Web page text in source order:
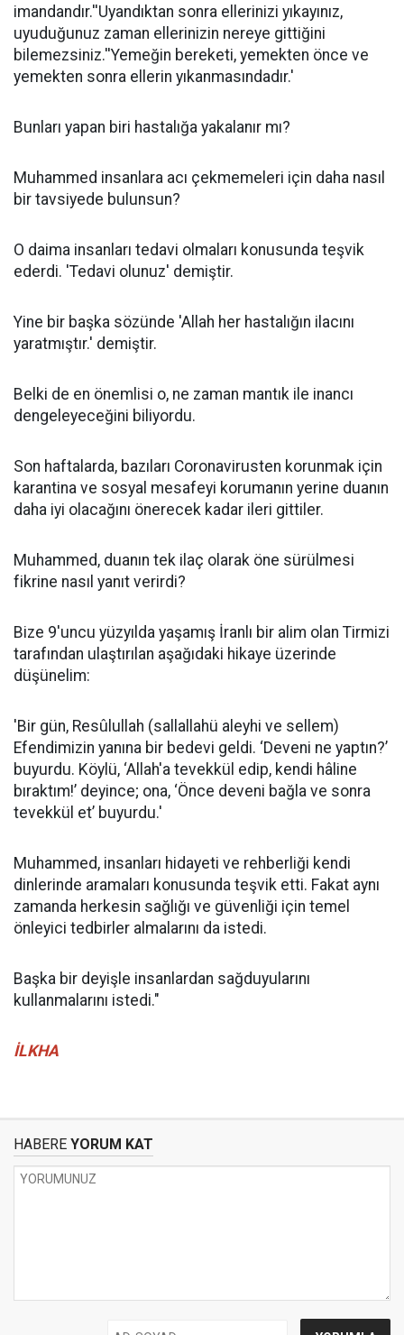
imandandır.''Uyandıktan sonra ellerinizi yıkayınız,
uyuduğunuz zaman ellerinizin nereye gittiğini
bilemezsiniz.''Yemeğin bereketi, yemekten önce ve
yemekten sonra ellerin yıkanmasındadır.'
Bunları yapan biri hastalığa yakalanır mı?
Muhammed insanlara acı çekmemeleri için daha nasıl
bir tavsiyede bulunsun?
O daima insanları tedavi olmaları konusunda teşvik
ederdi. 'Tedavi olunuz' demiştir.
Yine bir başka sözünde 'Allah her hastalığın ilacını
yaratmıştır.' demiştir.
Belki de en önemlisi o, ne zaman mantık ile inancı
dengeleyeceğini biliyordu.
Son haftalarda, bazıları Coronavirusten korunmak için
karantina ve sosyal mesafeyi korumanın yerine duanın
daha iyi olacağını önerecek kadar ileri gittiler.
Muhammed, duanın tek ilaç olarak öne sürülmesi
fikrine nasıl yanıt verirdi?
Bize 9'uncu yüzyılda yaşamış İranlı bir alim olan Tirmizi
tarafından ulaştırılan aşağıdaki hikaye üzerinde
düşünelim:
'Bir gün, Resûlullah (sallallahü aleyhi ve sellem)
Efendimizin yanına bir bedevi geldi. ‘Deveni ne yaptın?’
buyurdu. Köylü, ‘Allah'a tevekkül edip, kendi hâline
bıraktım!’ deyince; ona, ‘Önce deveni bağla ve sonra
tevekkül et’ buyurdu.'
Muhammed, insanları hidayeti ve rehberliği kendi
dinlerinde aramaları konusunda teşvik etti. Fakat aynı
zamanda herkesin sağlığı ve güvenliği için temel
önleyici tedbirler almalarını da istedi.
Başka bir deyişle insanlardan sağduyularını
kullanmalarını istedi."
İLKHA
HABERE YORUM KAT